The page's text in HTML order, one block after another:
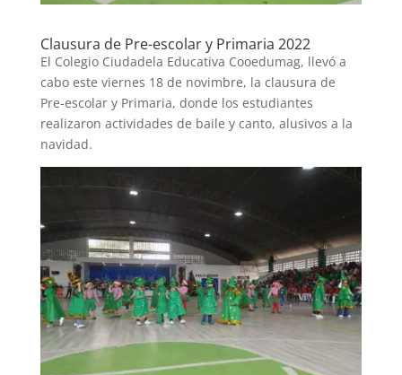
Clausura de Pre-escolar y Primaria 2022
El Colegio Ciudadela Educativa Cooedumag, llevó a
cabo este viernes 18 de novimbre, la clausura de
Pre-escolar y Primaria, donde los estudiantes
realizaron actividades de baile y canto, alusivos a la
navidad.